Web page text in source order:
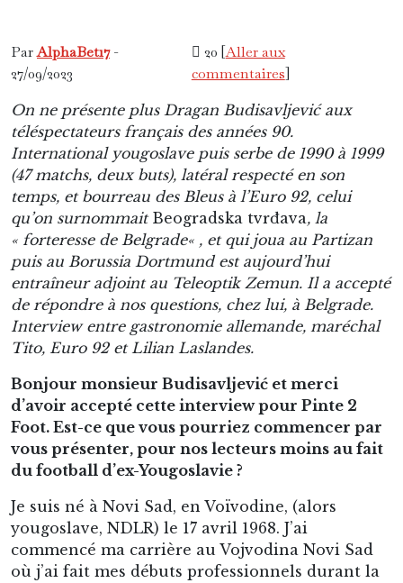
ParAlphaBet17 -
27/09/2023
20 [Aller aux
commentaires]
On ne présente plus Dragan Budisavljević aux
téléspectateurs français des années 90.
International yougoslave puis serbe de 1990 à 1999
(47 matchs, deux buts), latéral respecté en son
temps, et bourreau des Bleus à l’Euro 92, celui
qu’on surnommait Beogradska tvrđava, la
« forteresse de Belgrade« , et qui joua au Partizan
puis au Borussia Dortmund est aujourd’hui
entraîneur adjoint au Teleoptik Zemun. Il a accepté
de répondre à nos questions, chez lui, à Belgrade.
Interview entre gastronomie allemande, maréchal
Tito, Euro 92 et Lilian Laslandes.
Bonjour monsieur Budisavljević et merci
d’avoir accepté cette interview pour Pinte 2
Foot. Est-ce que vous pourriez commencer par
vous présenter, pour nos lecteurs moins au fait
du football d’ex-Yougoslavie ?
Je suis né à Novi Sad, en Voïvodine, (alors
yougoslave, NDLR) le 17 avril 1968. J’ai
commencé ma carrière au Vojvodina Novi Sad
où j’ai fait mes débuts professionnels durant la